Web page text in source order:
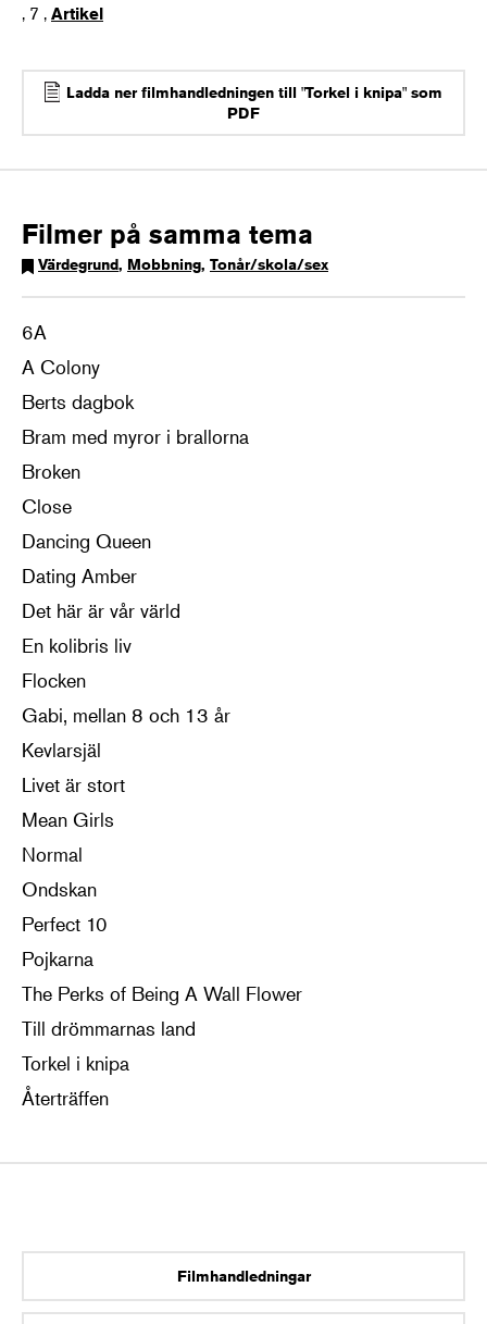
, 7 , Artikel
Ladda ner filmhandledningen till "Torkel i knipa" som
PDF
Filmer på samma tema
Värdegrund, Mobbning, Tonår/skola/sex
6A
A Colony
Berts dagbok
Bram med myror i brallorna
Broken
Close
Dancing Queen
Dating Amber
Det här är vår värld
En kolibris liv
Flocken
Gabi, mellan 8 och 13 år
Kevlarsjäl
Livet är stort
Mean Girls
Normal
Ondskan
Perfect 10
Pojkarna
The Perks of Being A Wall Flower
Till drömmarnas land
Torkel i knipa
Återträffen
Filmhandledningar